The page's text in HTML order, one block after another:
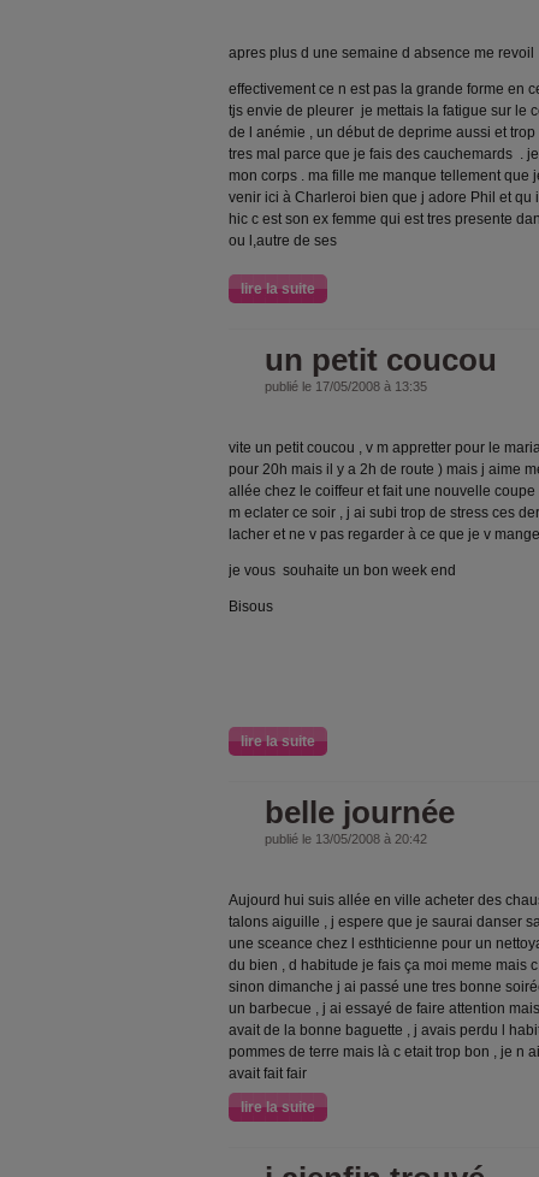
apres plus d une semaine d absence me revoil
effectivement ce n est pas la grande forme en
tjs envie de pleurer je mettais la fatigue sur le
de l anémie , un début de deprime aussi et
tres mal parce que je fais des cauchemards .
mon corps . ma fille me manque tellement que
venir ici à Charleroi bien que j adore Phil et qu
hic c est son ex femme qui est tres presente
ou l,autre de ses
lire la suite
un petit coucou
publié le 17/05/2008 à 13:35
vite un petit coucou , v m appretter pour le
pour 20h mais il y a 2h de route ) mais j aime
allée chez le coiffeur et fait une nouvelle
m eclater ce soir , j ai subi trop de stress ces
lacher et ne v pas regarder à ce que je v
je vous souhaite un bon week end
Bisous
lire la suite
belle journée
publié le 13/05/2008 à 20:42
Aujourd hui suis allée en ville acheter des
talons aiguille , j espere que je saurai danser
une sceance chez l esthticienne pour un
du bien , d habitude je fais ça moi meme mais
sinon dimanche j ai passé une tres bonne
un barbecue , j ai essayé de faire attention
avait de la bonne baguette , j avais perdu l
pommes de terre mais là c etait trop bon , je n
avait fait fair
lire la suite